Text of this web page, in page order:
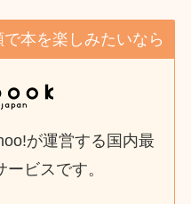
で本を楽しみたいなら
が運営する国内最
ビスです。